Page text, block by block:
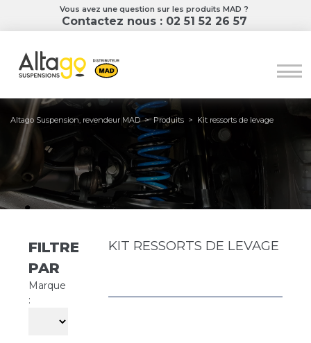
Vous avez une question sur les produits MAD ?
Contactez nous : 02 51 52 26 57
Altago Suspension, revendeur MAD> Produits > Kit ressorts de levage
KIT RESSORTS DE LEVAGE
FILTRER
PAR
Marque
: